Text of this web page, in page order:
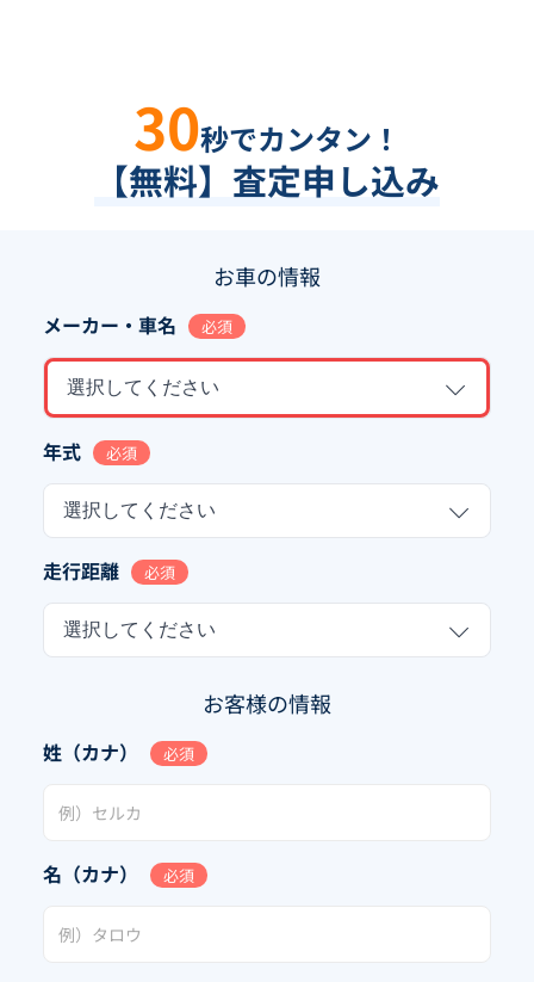
30秒でカンタン！
【無料】査定申し込み
お車の情報
メーカー・車名 必須
選択してください
年式 必須
選択してください
走行距離 必須
選択してください
お客様の情報
姓（カナ） 必須
名（カナ） 必須